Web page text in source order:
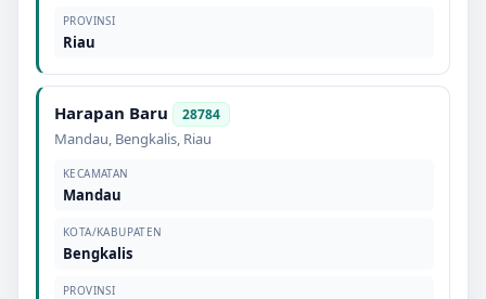
PROVINSI
Riau
Harapan Baru 28784
Mandau, Bengkalis, Riau
KECAMATAN
Mandau
KOTA/KABUPATEN
Bengkalis
PROVINSI